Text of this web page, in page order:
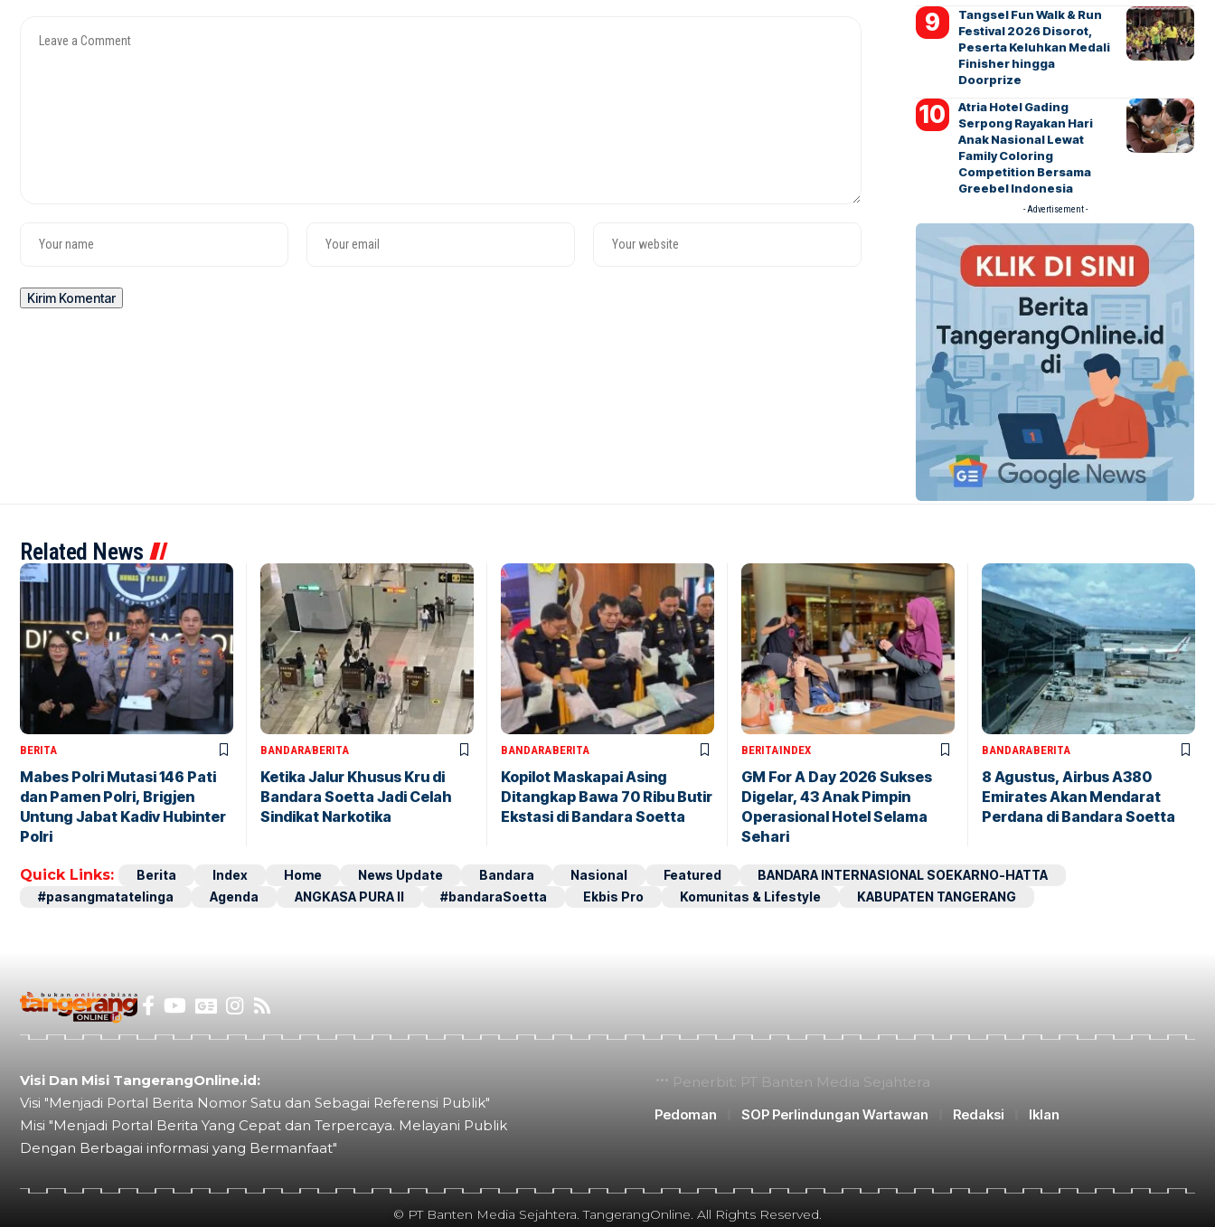
Tangsel Fun Walk & Run
Festival 2026 Disorot,
Peserta Keluhkan Medali
Finisher hingga
Doorprize
Atria Hotel Gading
Serpong Rayakan Hari
Anak Nasional Lewat
Family Coloring
Competition Bersama
Greebel Indonesia
- Advertisement -
Related News
BERITA
Mabes Polri Mutasi 146 Pati
dan Pamen Polri, Brigjen
Untung Jabat Kadiv Hubinter
Polri
BANDARABERITA
Ketika Jalur Khusus Kru di
Bandara Soetta Jadi Celah
Sindikat Narkotika
BANDARABERITA
Kopilot Maskapai Asing
Ditangkap Bawa 70 Ribu Butir
Ekstasi di Bandara Soetta
BERITAINDEX
GM For A Day 2026 Sukses
Digelar, 43 Anak Pimpin
Operasional Hotel Selama
Sehari
BANDARABERITA
8 Agustus, Airbus A380
Emirates Akan Mendarat
Perdana di Bandara Soetta
Quick Links: Berita Index Home News Update Bandara Nasional Featured
BANDARA INTERNASIONAL SOEKARNO-HATTA
#pasangmatatelinga
Agenda ANGKASA PURA II #bandaraSoetta Ekbis Pro Komunitas & Lifestyle KABUPATEN TANGERANG
Visi Dan Misi TangerangOnline.id:
Visi "Menjadi Portal Berita Nomor Satu dan Sebagai Referensi Publik"
Misi "Menjadi Portal Berita Yang Cepat dan Terpercaya. Melayani Publik
Dengan Berbagai informasi yang Bermanfaat"
Penerbit: PT Banten Media Sejahtera
Pedoman
SOP Perlindungan Wartawan Redaksi Iklan
© PT Banten Media Sejahtera. TangerangOnline. All Rights Reserved.